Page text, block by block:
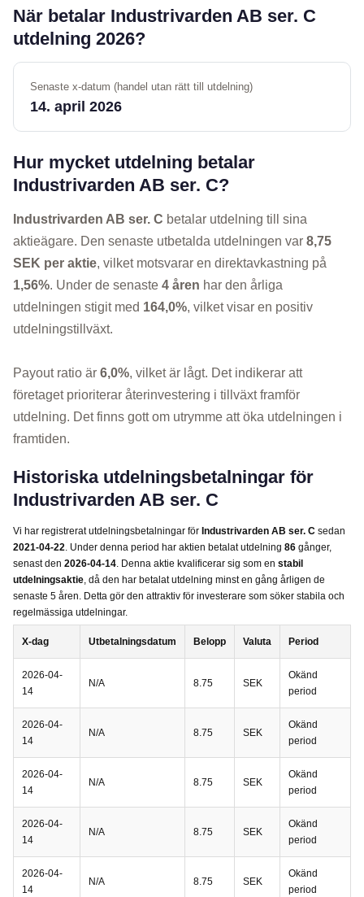
När betalar Industrivarden AB ser. C
utdelning 2026?
Senaste x-datum (handel utan rätt till utdelning)
14. april 2026
Hur mycket utdelning betalar
Industrivarden AB ser. C?
Industrivarden AB ser. C betalar utdelning till sina
aktieägare. Den senaste utbetalda utdelningen var 8,75
SEK per aktie, vilket motsvarar en direktavkastning på
1,56%. Under de senaste 4 åren har den årliga
utdelningen stigit med 164,0%, vilket visar en positiv
utdelningstillväxt.
Payout ratio är 6,0%, vilket är lågt. Det indikerar att
företaget prioriterar återinvestering i tillväxt framför
utdelning. Det finns gott om utrymme att öka utdelningen i
framtiden.
Historiska utdelningsbetalningar för
Industrivarden AB ser. C
Vi har registrerat utdelningsbetalningar för Industrivarden AB ser. C sedan
2021-04-22. Under denna period har aktien betalat utdelning 86 gånger,
senast den 2026-04-14. Denna aktie kvalificerar sig som en stabil
utdelningsaktie, då den har betalat utdelning minst en gång årligen de
senaste 5 åren. Detta gör den attraktiv för investerare som söker stabila och
regelmässiga utdelningar.
X-dag Utbetalningsdatum Belopp Valuta Period
2026-04-
14
N/A 8.75 SEK
Okänd
period
2026-04-
14
N/A 8.75 SEK
Okänd
period
2026-04-
14
N/A 8.75 SEK
Okänd
period
2026-04-
14
N/A 8.75 SEK
Okänd
period
2026-04-
14
N/A 8.75 SEK
Okänd
period